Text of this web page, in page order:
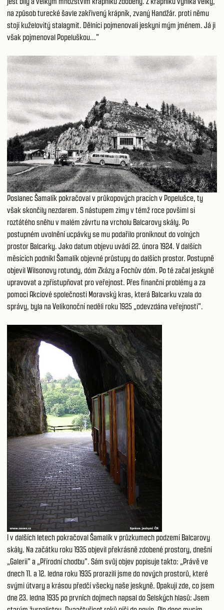
na způsob turecké šavle zakřivený krápník, zvaný Handžár. proti němu
stojí kuželovitý stalagmit. Dělníci pojmenovali jeskyni mým jménem. Já ji
však pojmenoval Popeluškou..."
Poslanec Šamalík pokračoval v průkopových pracích v Popelušce, ty
však skončily nezdarem. S nástupem zimy v témž roce povšiml si
roztátého sněhu v malém závrtu na vrcholu Balcarovy skály. Po
postupném uvolnění ucpávky se mu podařilo proniknout do volných
prostor Balcarky. Jako datum objevu uvádí 22. února 1924. V dalších
měsících podnikl Šamalík objevné průstupy do dalších prostor. Postupně
objevil Wilsonovy rotundy, dóm Zkázy a Fochův dóm. Po té začal jeskyně
upravovat a zpřístupňovat pro veřejnost. Přes finanční problémy a za
pomoci Akciové společnosti Moravský kras, která Balcarku vzala do
správy, byla na Velikonoční neděli roku 1925 „odevzdána veřejnosti".
I v dalších letech pokračoval Šamalík v průzkumech podzemí Balcarovy
skály. Na začátku roku 1935 objevil překrásně zdobené prostory, dnešní
„Galerii" a „Přírodní chodbu". Sám svůj objev popisuje takto: „Právě ve
dnech 11. a 12. ledna roku 1935 prorazili jsme do nových prostorů, které
svými útvary a krásou předčí všecky naše jeskyně. Opakuji zde, co jsem
dne 23. ledna 1935 po prvních dojmech napsal do Selských hlasů: Jsem